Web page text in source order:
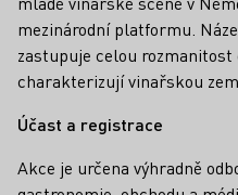
mezinárodní platformu.
zastupuje celou
charakterizují vinařskou
Účast a registrace
Akce je určena výhradně